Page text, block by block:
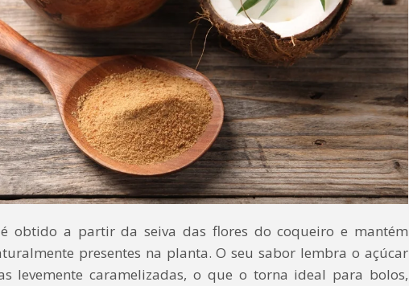
obtido a partir da seiva das flores do coqueiro e mantém
presentes na planta. O seu sabor lembra o açúcar
levemente caramelizadas, o que o torna ideal para bolos,